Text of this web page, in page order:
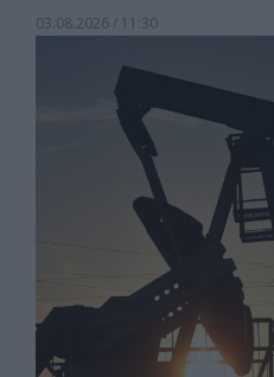
03.08.2026 / 11:30